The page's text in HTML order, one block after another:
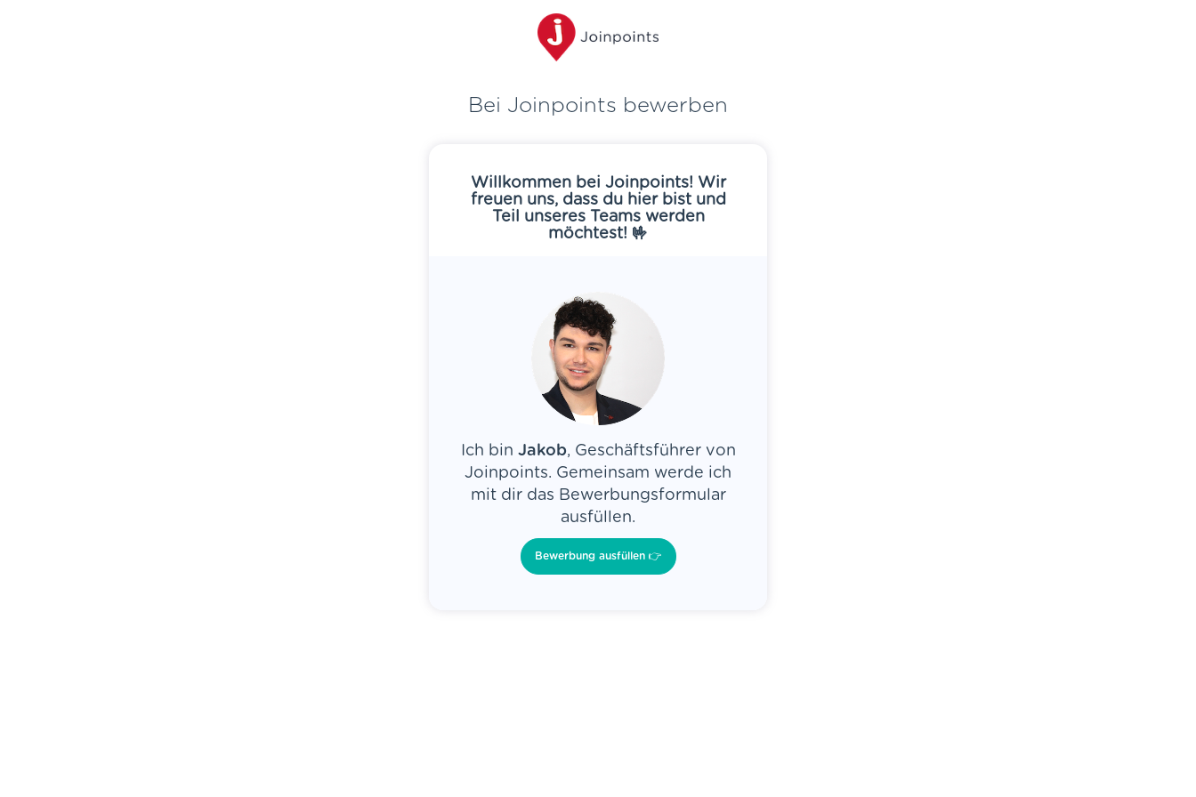
Bei Joinpoints bewerben
Willkommen bei Joinpoints! Wir
freuen uns, dass du hier bist und
Teil unseres Teams werden
möchtest! 🤟
Ich bin Jakob, Geschäftsführer von
Joinpoints. Gemeinsam werde ich
mit dir das Bewerbungsformular
ausfüllen.
Bewerbung ausfüllen 👉